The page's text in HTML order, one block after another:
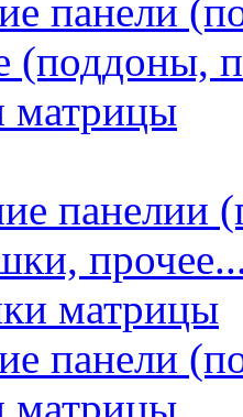
панели
(поддоны,
матрицы
панелии
матрицы
панели
матрицы